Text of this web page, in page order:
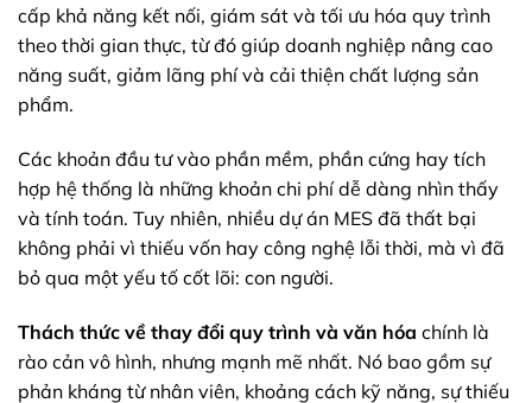
cấp khả năng kết nối, giám sát và tối ưu hóa quy trình
theo thời gian thực, từ đó giúp doanh nghiệp nâng cao
năng suất, giảm lãng phí và cải thiện chất lượng sản
phẩm.
Các khoản đầu tư vào phần mềm, phần cứng hay tích
hợp hệ thống là những khoản chi phí dễ dàng nhìn thấy
và tính toán. Tuy nhiên, nhiều dự án MES đã thất bại
không phải vì thiếu vốn hay công nghệ lỗi thời, mà vì đã
bỏ qua một yếu tố cốt lõi: con người.
Thách thức về thay đổi quy trình và văn hóa chính là
rào cản vô hình, nhưng mạnh mẽ nhất. Nó bao gồm sự
phản kháng từ nhân viên, khoảng cách kỹ năng, sự thiếu